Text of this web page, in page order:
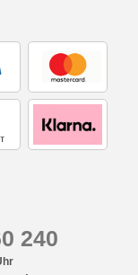
240